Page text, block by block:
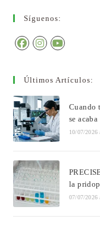
Síguenos:
Últimos Artículos:
Cuando
se acaba
10/07/2026
la
07/07/2026